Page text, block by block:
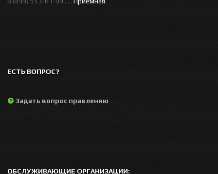
ЕСТЬ ВОПРОС?
Задать вопрос правлению
ОБСЛУЖИВАЮЩИЕ ОРГАНИЗАЦИИ: